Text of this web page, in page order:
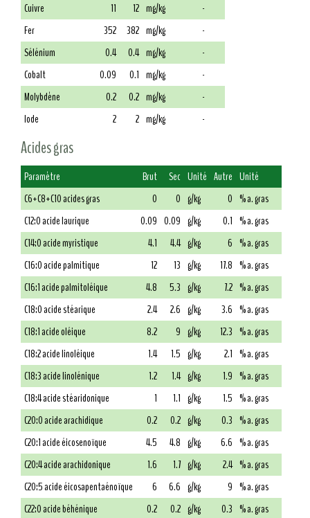
Cuivre
11 12 mg/kg
-
Fer
352 382 mg/kg
-
Sélénium
0.4 0.4 mg/kg
-
Cobalt
0.09 0.1 mg/kg
-
Molybdène
0.2 0.2 mg/kg
-
Iode
2 2 mg/kg -
Acides gras
Paramètre Brut Sec Unité Autre Unité
C6+C8+C10 acides gras
0 0 g/kg 0 % a. gras
C12:0 acide laurique
0.09 0.09 g/kg 0.1 % a. gras
C14:0 acide myristique
4.1 4.4 g/kg 6 % a. gras
C16:0 acide palmitique
12 13 g/kg 17.8 % a. gras
C16:1 acide palmitoléique
4.8 5.3 g/kg 7.2 % a. gras
C18:0 acide stéarique
2.4 2.6 g/kg 3.6 % a. gras
C18:1 acide oléique
8.2 9 g/kg 12.3 % a. gras
C18:2 acide linoléique
1.4 1.5 g/kg 2.1 % a. gras
C18:3 acide linolénique
1.2 1.4 g/kg 1.9 % a. gras
C18:4 acide stéaridonique
1 1.1 g/kg 1.5 % a. gras
C20:0 acide arachidique
0.2 0.2 g/kg 0.3 % a. gras
C20:1 acide éicosenoïque
4.5 4.8 g/kg 6.6 % a. gras
C20:4 acide arachidonique
1.6 1.7 g/kg 2.4 % a. gras
C20:5 acide éicosapentaénoïque
6 6.6 g/kg 9 % a. gras
C22:0 acide béhénique
0.2 0.2 g/kg 0.3 % a. gras